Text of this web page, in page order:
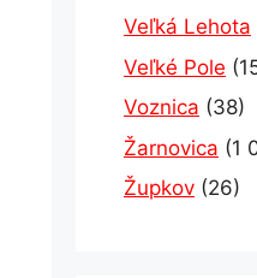
Veľká Lehota
Veľké Pole
Voznica (38)
Žarnovica (1
Župkov (26)